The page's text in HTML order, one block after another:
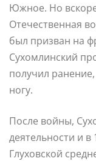
Южное. Но
Отечественная
был призван на
Сухомлинский
получил
ногу.
После войны,
деятельности и в
Глуховской